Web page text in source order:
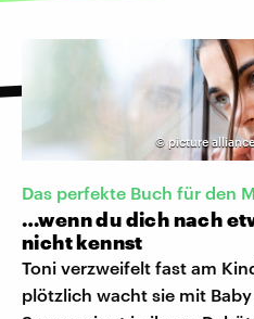
© picture
Das perfekte Buch für den
…wenn du dich nach
nicht kennst
Toni verzweifelt fast am
plötzlich wacht sie mit